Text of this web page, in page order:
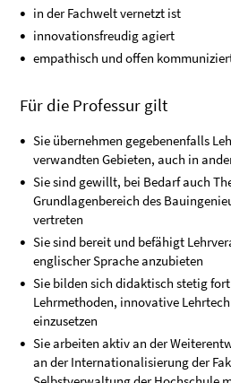
in der Fachwelt vernetzt ist
innovationsfreudig agiert
empathisch und offen
Für die Professur gilt
Sie übernehmen gegebenenfalls
verwandten Gebieten, auch in
Sie sind gewillt, bei Bedarf auch
Grundlagenbereich des
vertreten
Sie sind bereit und befähigt
englischer Sprache anzubieten
Sie bilden sich didaktisch stetig
Lehrmethoden, innovative
einzusetzen
Sie arbeiten aktiv an der
an der Internationalisierung der